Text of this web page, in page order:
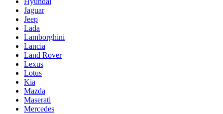
Jaguar
Jeep
Lada
Lamborghini
Lancia
Land Rover
Lexus
Lotus
Kia
Mazda
Maserati
Mercedes